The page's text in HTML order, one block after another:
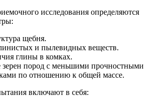
исследования определяются
щебня.
и пылевидных веществ.
глины в комках.
пород с меньшими прочностными
по отношению к общей массе.
включают в себя: